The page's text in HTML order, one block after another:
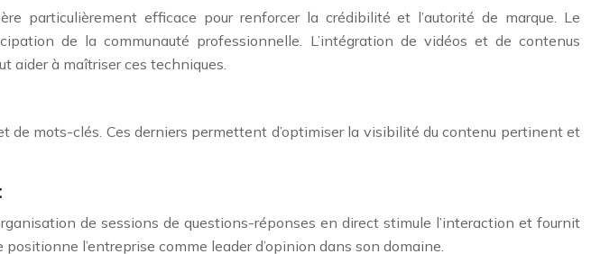
particulièrement efficace pour renforcer la crédibilité et l’autorité de marque. Le
de la communauté professionnelle. L’intégration de vidéos et de contenus
aider à maîtriser ces techniques.
mots-clés. Ces derniers permettent d’optimiser la visibilité du contenu pertinent et
de sessions de questions-réponses en direct stimule l’interaction et fournit
l’entreprise comme leader d’opinion dans son domaine.